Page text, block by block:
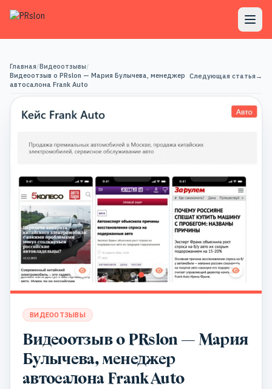
Главная/Видеоотзывы/
Видеоотзыв о PRslon — Мария Булычева, менеджер
автосалона Frank Auto
Следующая статья→
ВИДЕООТЗЫВЫ
Видеоотзыв о PRslon — Мария
Булычева, менеджер
автосалона Frank Auto